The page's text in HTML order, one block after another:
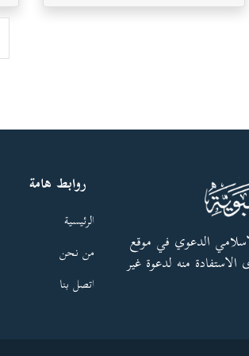
الدعوي في موقع
منه لدعوة غير
روابط هامة
الرئيسية
من نحن
اتصل بنا